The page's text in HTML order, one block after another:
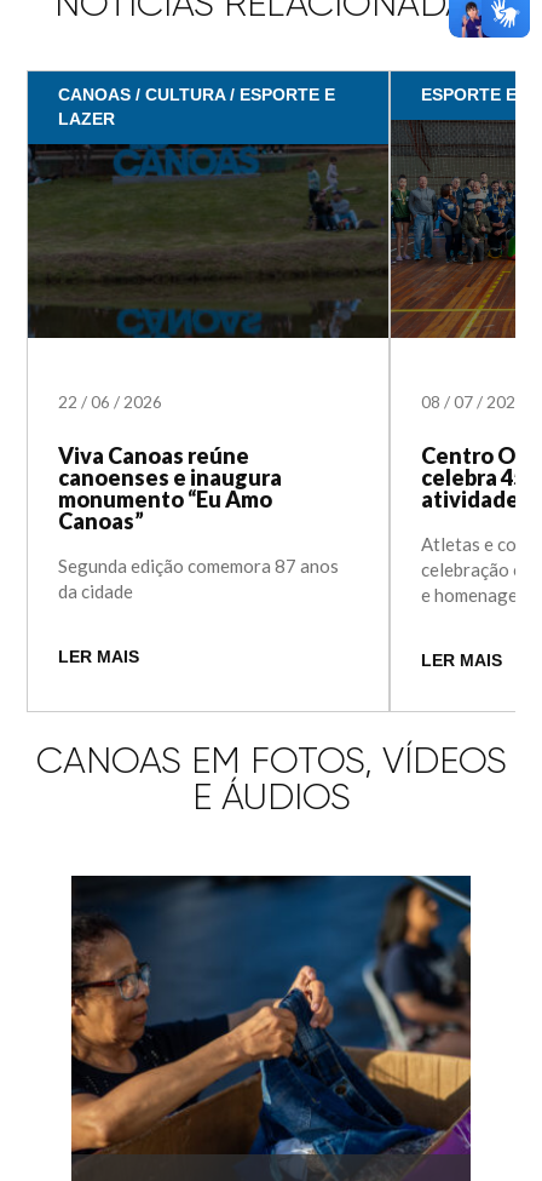
CANOAS / CULTURA / ESPORTE E
LAZER
22/06/ 2026
Viva Canoas reúne
canoenses e inaugura
monumento “Eu Amo
Canoas”
Segunda edição comemora 87 anos
da cidade
LER MAIS
ESPORTE E
08/07/ 2025
Centro
celebra 45
atividades
Atletas e
celebração
e homenagens
LER MAIS
CANOAS EM FOTOS, VÍDEOS
E ÁUDIOS